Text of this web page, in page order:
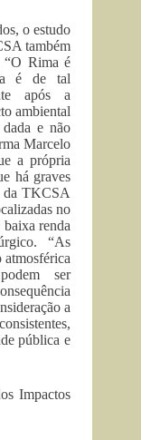
o estudo
também
“O Rima é
é de tal
após a
ambiental
e não
Marcelo
a própria
há graves
da TKCSA
no
renda
“As
ser
a
pública e
Impactos